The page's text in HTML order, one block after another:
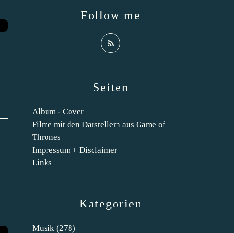
Kategorien
Musik (278)
Seiten
Album - Cover
Filme mit den Darstellern aus Game of
Thrones
Impressum + Disclaimer
Links
Follow me